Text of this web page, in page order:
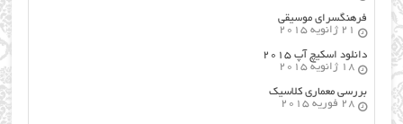
فرهنگسراي موسيقي
21 ژانویه 2015
دانلود اسکیچ آپ ۲۰۱۵
18 ژانویه 2015
بررسی معماری کلاسیک
28 فوریه 2015